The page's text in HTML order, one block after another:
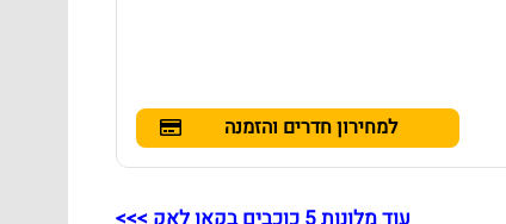
למחירון חדרים והזמנה